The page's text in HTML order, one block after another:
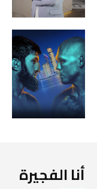
أنا الفجيرة